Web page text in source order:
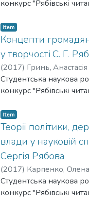
конкурс "Рябівські
Item
Концепти
у творчості С. Г.
(2017) Гринь, Анастасія
Студентська наукова
конкурс "Рябівські
Item
Теорії політики,
влади у науковій
Сергія Рябова
(2017) Карпенко, Олена
Студентська наукова
конкурс "Рябівські